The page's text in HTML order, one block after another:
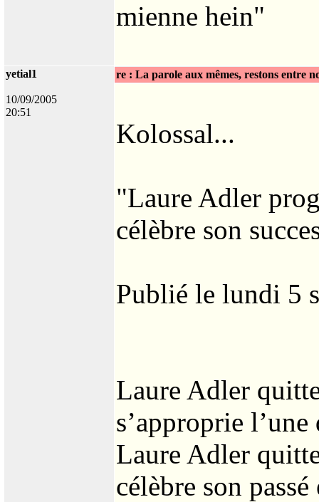
mienne hein"
yetial1
10/09/2005
20:51
re : La parole aux mêmes, restons entre
Kolossal...
"Laure Adler
célèbre son
Publié le lundi 5
Laure Adler
s’approprie
Laure Adler
célèbre son